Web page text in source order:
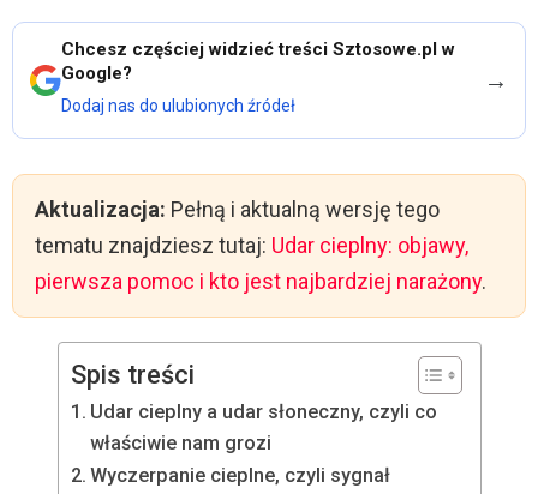
Chcesz częściej widzieć treści Sztosowe.pl w
Google?
Dodaj nas do ulubionych źródeł
→
Aktualizacja: Pełną i aktualną wersję tego
tematu znajdziesz tutaj: Udar cieplny: objawy,
pierwsza pomoc i kto jest najbardziej narażony.
Spis treści
Udar cieplny a udar słoneczny, czyli co
właściwie nam grozi
Wyczerpanie cieplne, czyli sygnał